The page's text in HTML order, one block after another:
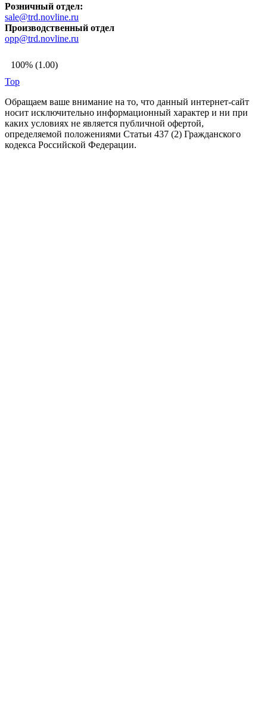
Розничный отдел:
sale@trd.novline.ru
Производственный отдел
opp@trd.novline.ru
100% (1.00)
Top
Обращаем ваше внимание на то, что данный интернет-сайт
носит исключительно информационный характер и ни при
каких условиях не является публичной офертой,
определяемой положениями Статьи 437 (2) Гражданского
кодекса Российской Федерации.